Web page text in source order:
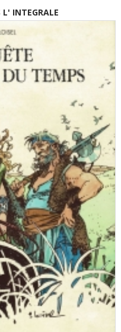
L' INTEGRALE